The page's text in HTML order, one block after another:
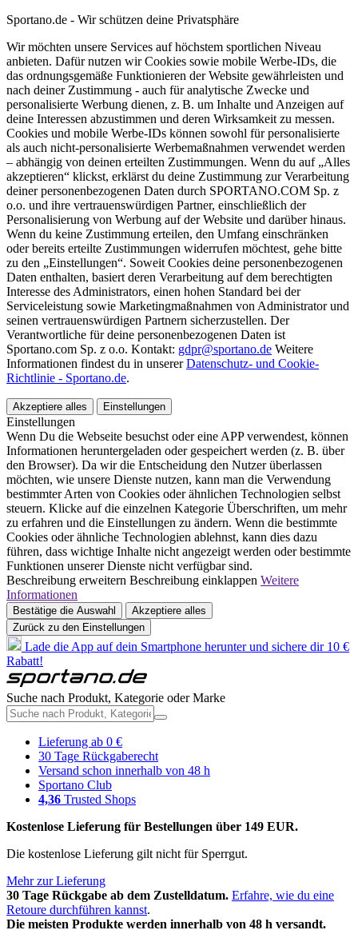
Sportano.de - Wir schützen deine Privatsphäre
Wir möchten unsere Services auf höchstem sportlichen Niveau
anbieten. Dafür nutzen wir Cookies sowie mobile Werbe-IDs, die
das ordnungsgemäße Funktionieren der Website gewährleisten und
nach deiner Zustimmung - auch für analytische Zwecke und
personalisierte Werbung dienen, z. B. um Inhalte und Anzeigen auf
deine Interessen abzustimmen und deren Wirksamkeit zu messen.
Cookies und mobile Werbe-IDs können sowohl für personalisierte
als auch nicht-personalisierte Werbemaßnahmen verwendet werden
– abhängig von deinen erteilten Zustimmungen. Wenn du auf „Alles
akzeptieren“ klickst, erklärst du deine Zustimmung zur Verarbeitung
deiner personenbezogenen Daten durch SPORTANO.COM Sp. z
o.o. und ihre vertrauenswürdigen Partner, einschließlich der
Personalisierung von Werbung auf der Website und darüber hinaus.
Wenn du keine Zustimmung erteilen, den Umfang einschränken
oder bereits erteilte Zustimmungen widerrufen möchtest, gehe bitte
zu den „Einstellungen“. Soweit Cookies deine personenbezogenen
Daten enthalten, basiert deren Verarbeitung auf dem berechtigten
Interesse des Administrators, einen hohen Standard bei der
Serviceleistung sowie Marketingmaßnahmen von Administrator und
seinen vertrauenswürdigen Partnern sicherzustellen. Der
Verantwortliche für deine personenbezogenen Daten ist
Sportano.com Sp. z o.o. Kontakt: gdpr@sportano.de Weitere
Informationen findest du in unsererDatenschutz- und Cookie-
Richtlinie - Sportano.de.
Akzeptiere alles Einstellungen
Einstellungen
Wenn Du die Webseite besuchst oder eine APP verwendest, können
Informationen heruntergeladen oder gespeichert werden (z. B. über
den Browser). Da wir die Entscheidung den Nutzer überlassen
möchten, wie unsere Dienste nutzen, kann man die Verwendung
bestimmter Arten von Cookies oder ähnlichen Technologien selbst
steuern. Klicke auf die einzelnen Kategorie Überschriften, um mehr
zu erfahren und die Einstellungen zu ändern. Wenn die bestimmte
Cookies oder ähnliche Technologien ablehnst, kann dies dazu
führen, dass wichtige Inhalte nicht angezeigt werden oder bestimmte
Funktionen unserer Dienste nicht verfügbar sind.
Beschreibung erweitern Beschreibung einklappen Weitere
Informationen
Bestätige die Auswahl
Akzeptiere alles
Zurück zu den Einstellungen
Lade die App auf dein Smartphone herunter und sichere dir 10 €
Rabatt!
Suche nach Produkt, Kategorie oder Marke
Lieferung ab 0 €
30 Tage Rückgaberecht
Versand schon innerhalb von 48 h
Sportano Club
4,36 Trusted Shops
Kostenlose Lieferung für Bestellungen über 149 EUR.
Die kostenlose Lieferung gilt nicht für Sperrgut.
Mehr zur Lieferung
30 Tage Rückgabe ab dem Zustelldatum. Erfahre, wie du eine
Retoure durchführen kannst.
Die meisten Produkte werden innerhalb von 48 h versandt.